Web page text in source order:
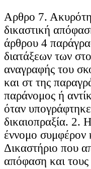
Αρθρο 7.
δικαστική
άρθρου 4
διατάξεων των
αναγραφής του
και στ της
παράνομος ή
όταν
δικαιοπραξία. 2.
έννομο συμφέρον
Δικαστήριο που
απόφαση και